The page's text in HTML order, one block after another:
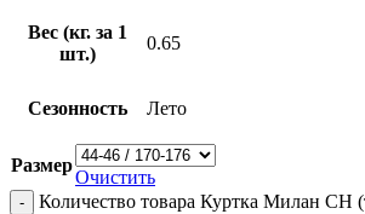
Вес (кг. за 1
шт.)
0.65
Сезонность Лето
Размер
Очистить
Количество товара Куртка Милан CH